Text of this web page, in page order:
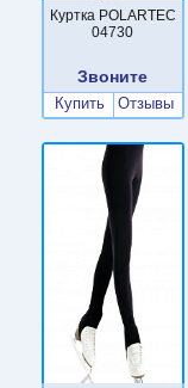
Куртка POLARTEC
04730
Звоните
Купить Отзывы